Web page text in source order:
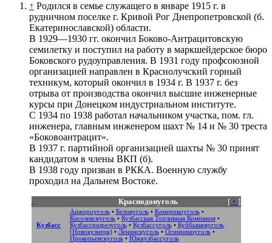
↑ Родился в семье служащего в январе 1915 г. в
рудничном поселке г. Кривой Рог Днепропетровской (б.
Екатеринославской) области.
В 1929—1930 гг. окончил Боково-Антрацитовскую
семилетку и поступил на работу в маркшейдерское бюро
Боковского рудоуправления. В 1931 году профсоюзной
организацией направлен в Краснолучский горный
техникум, который окончил в 1934 г. В 1937 г. без
отрыва от производства окончил высшие инженерные
курсы при Донецком индустриальном институте.
С 1934 по 1938 работал начальником участка, пом. гл.
инженера, главным инженером шахт № 14 и № 30 треста
«Боковоантрацит».
В 1937 г. партийной организацией шахты № 30 принят
кандидатом в члены ВКП (б).
В 1938 году призван в РККА. Военную службу
проходил на Дальнем Востоке.
[+ ]
Краснодонуголь
Кузбасс
Анжероуголь• Беловуголь• Кемеровоуголь•
Киселевскуголь• Кузбасская Топливная Компания•
Кузбассразрезуголь• Кузбассуголь• Куйбышевуголь
(Новокузнецк)• Ленинскуголь• Осинникиуголь•
Прокопьевскуголь• Южкузбассуголь